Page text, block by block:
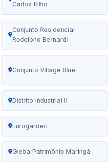
Carlos Filho
Conjunto Residencial
Rodolpho Bernardi
Conjunto Village Blue
Distrito Industrial II
Eurogarden
Gleba Patrimônio Maringá